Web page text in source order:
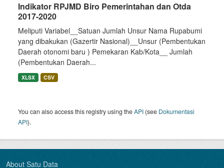
Indikator RPJMD Biro Pemerintahan dan Otda
2017-2020
Meliputi Variabel__Satuan Jumlah Unsur Nama Rupabumi
yang dibakukan (Gazertir Nasional)__Unsur (Pembentukan
Daerah otonomi baru ) Pemekaran Kab/Kota__ Jumlah
(Pembentukan Daerah...
XLSX CSV
You can also access this registry using theAPI (see Dokumentasi
API).
About Satu Data